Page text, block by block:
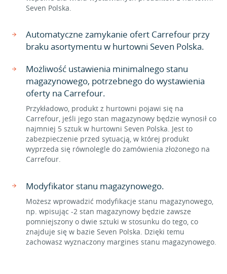
Seven Polska.
Automatyczne zamykanie ofert Carrefour przy
braku asortymentu w hurtowni Seven Polska.
Możliwość ustawienia minimalnego stanu
magazynowego, potrzebnego do wystawienia
oferty na Carrefour.
Przykładowo, produkt z hurtowni pojawi się na
Carrefour, jeśli jego stan magazynowy będzie wynosił co
najmniej 5 sztuk w hurtowni Seven Polska. Jest to
zabezpieczenie przed sytuacją, w której produkt
wyprzeda się równolegle do zamówienia złożonego na
Carrefour.
Modyfikator stanu magazynowego.
Możesz wprowadzić modyfikacje stanu magazynowego,
np. wpisując -2 stan magazynowy będzie zawsze
pomniejszony o dwie sztuki w stosunku do tego, co
znajduje się w bazie Seven Polska. Dzięki temu
zachowasz wyznaczony margines stanu magazynowego.